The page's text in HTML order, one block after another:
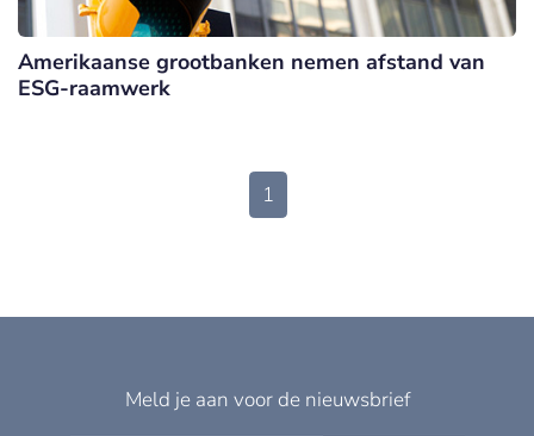
Amerikaanse grootbanken nemen afstand van
ESG-raamwerk
1
Meld je aan voor de nieuwsbrief